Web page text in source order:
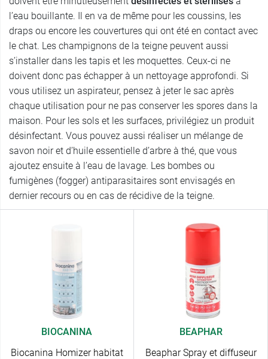
l’eau bouillante. Il en va de même pour les coussins, les
draps ou encore les couvertures qui ont été en contact avec
le chat. Les champignons de la teigne peuvent aussi
s’installer dans les tapis et les moquettes. Ceux-ci ne
doivent donc pas échapper à un nettoyage approfondi. Si
vous utilisez un aspirateur, pensez à jeter le sac après
chaque utilisation pour ne pas conserver les spores dans la
maison. Pour les sols et les surfaces, privilégiez un produit
désinfectant. Vous pouvez aussi réaliser un mélange de
savon noir et d’huile essentielle d’arbre à thé, que vous
ajoutez ensuite à l’eau de lavage. Les bombes ou
fumigènes (fogger) antiparasitaires sont envisagés en
dernier recours ou en cas de récidive de la teigne.
BIOCANINA
Biocanina Homizer habitat
BEAPHAR
Beaphar Spray et diffuseur